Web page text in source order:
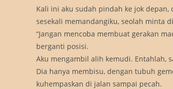
Kali ini aku sudah pindah ke jok
sesekali memandangiku, seolah minta
“Jangan mencoba membuat gerakan
berganti posisi.
Aku mengambil alih kemudi. Entahlah,
Dia hanya membisu, dengan tubuh
kuhempaskan di jalan sampai pecah.